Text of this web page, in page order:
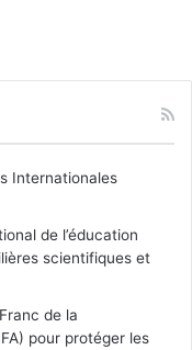
Internationales
de l’éducation
scientifiques et
de la
pour protéger les